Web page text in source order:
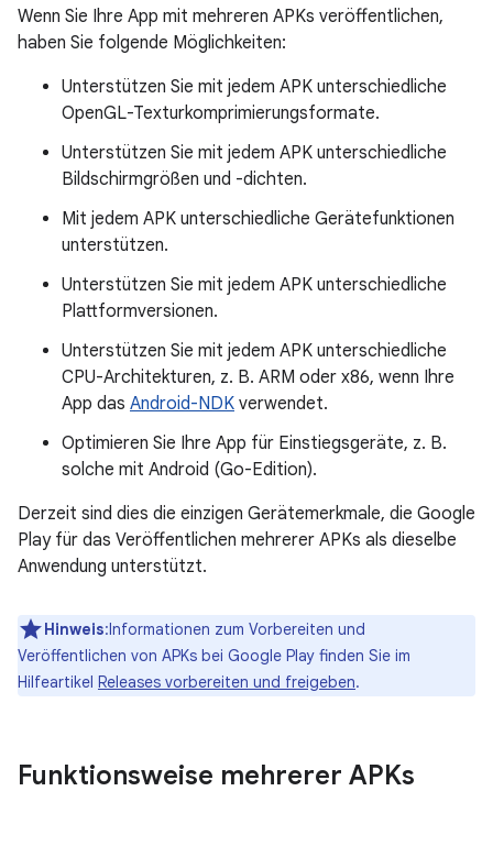
Wenn Sie Ihre App mit mehreren APKs veröffentlichen,
haben Sie folgende Möglichkeiten:
Unterstützen Sie mit jedem APK unterschiedliche
OpenGL-Texturkomprimierungsformate.
Unterstützen Sie mit jedem APK unterschiedliche
Bildschirmgrößen und -dichten.
Mit jedem APK unterschiedliche Gerätefunktionen
unterstützen.
Unterstützen Sie mit jedem APK unterschiedliche
Plattformversionen.
Unterstützen Sie mit jedem APK unterschiedliche
CPU-Architekturen, z. B. ARM oder x86, wenn Ihre
App das Android-NDK verwendet.
Optimieren Sie Ihre App für Einstiegsgeräte, z. B.
solche mit Android (Go-Edition).
Derzeit sind dies die einzigen Gerätemerkmale, die Google
Play für das Veröffentlichen mehrerer APKs als dieselbe
Anwendung unterstützt.
Hinweis:Informationen zum Vorbereiten und
Veröffentlichen von APKs bei Google Play finden Sie im
Hilfeartikel Releases vorbereiten und freigeben.
Funktionsweise mehrerer APKs